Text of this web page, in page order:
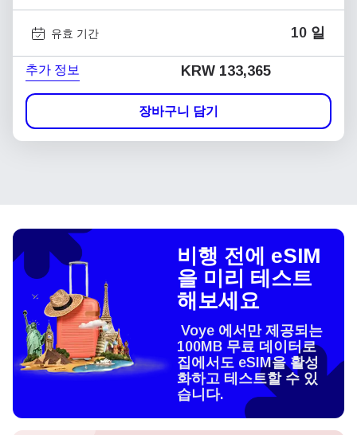
유효 기간 10 일
추가 정보 KRW 133,365
장바구니 담기
비행 전에 eSIM
을 미리 테스트
해보세요
Voye 에서만 제공되는
100MB 무료 데이터로
집에서도 eSIM을 활성
화하고 테스트할 수 있
습니다.